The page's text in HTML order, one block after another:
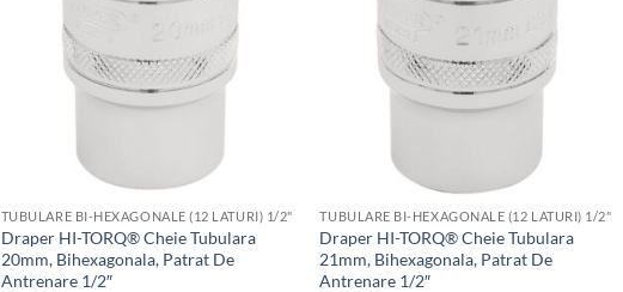
TUBULARE BI-HEXAGONALE (12 LATURI) 1/2"
Draper HI-TORQ® Cheie Tubulara
20mm, Bihexagonala, Patrat De
Antrenare 1/2″
TUBULARE BI-HEXAGONALE (12 LATURI) 1/2"
Draper HI-TORQ® Cheie Tubulara
21mm, Bihexagonala, Patrat De
Antrenare 1/2″